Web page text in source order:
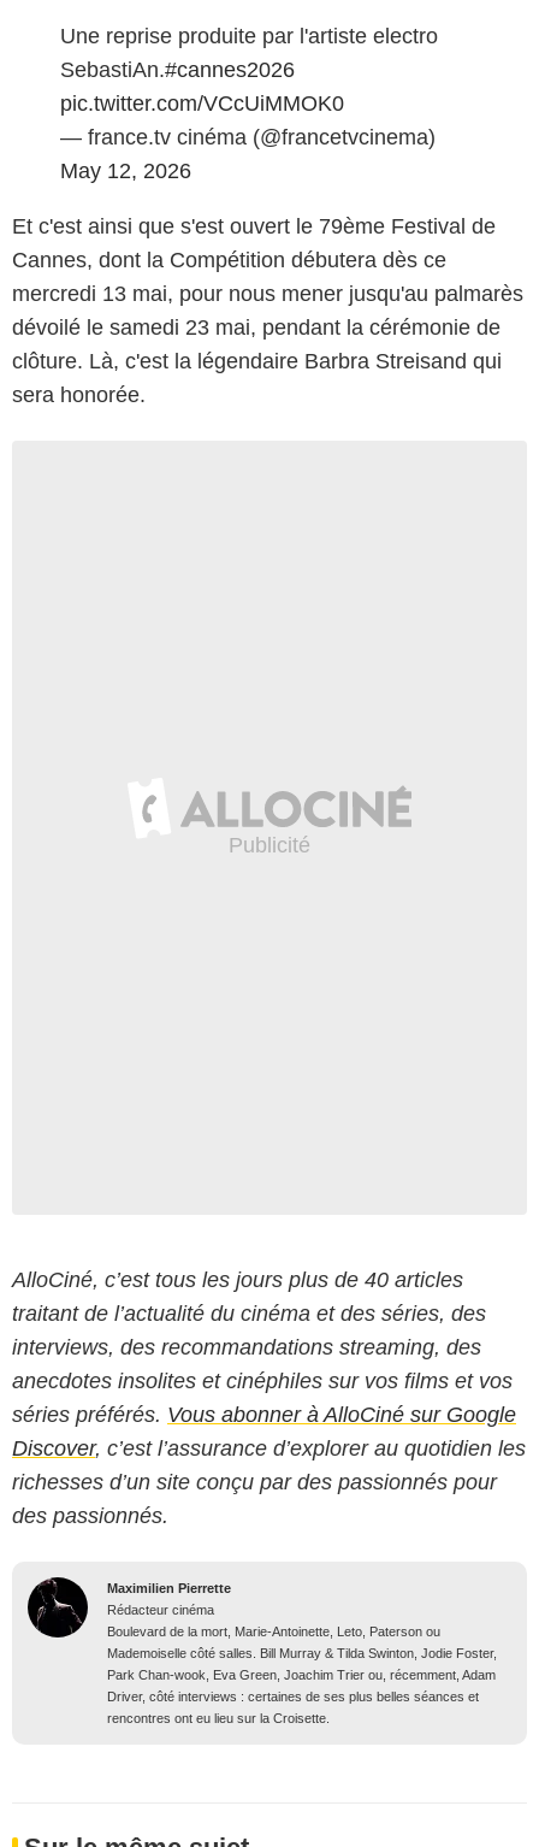
Une reprise produite par l'artiste electro
SebastiAn.#cannes2026
pic.twitter.com/VCcUiMMOK0
— france.tv cinéma (@francetvcinema)
May 12, 2026
Et c'est ainsi que s'est ouvert le 79ème Festival de
Cannes, dont la Compétition débutera dès ce
mercredi 13 mai, pour nous mener jusqu'au palmarès
dévoilé le samedi 23 mai, pendant la cérémonie de
clôture. Là, c'est la légendaire Barbra Streisand qui
sera honorée.
AlloCiné, c’est tous les jours plus de 40 articles
traitant de l’actualité du cinéma et des séries, des
interviews, des recommandations streaming, des
anecdotes insolites et cinéphiles sur vos films et vos
séries préférés. Vous abonner à AlloCiné sur Google
Discover, c’est l’assurance d’explorer au quotidien les
richesses d’un site conçu par des passionnés pour
des passionnés.
Maximilien Pierrette
Rédacteur cinéma
Boulevard de la mort, Marie-Antoinette, Leto, Paterson ou
Mademoiselle côté salles. Bill Murray & Tilda Swinton, Jodie Foster,
Park Chan-wook, Eva Green, Joachim Trier ou, récemment, Adam
Driver, côté interviews : certaines de ses plus belles séances et
rencontres ont eu lieu sur la Croisette.